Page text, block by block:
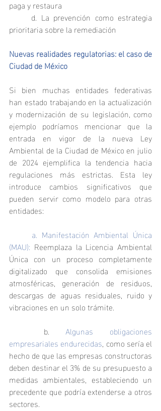
paga y restaura
prioritaria sobre la remediación
Nuevas realidades regulatorias: el caso de
Ciudad de México
Si bien muchas entidades federativas
han estado trabajando en la actualización
y modernización de su legislación, como
ejemplo podríamos mencionar que la
entrada en vigor de la nueva Ley
Ambiental de la Ciudad de México en julio
de 2024 ejemplifica la tendencia hacia
regulaciones más estrictas. Esta ley
introduce cambios significativos que
pueden servir como modelo para otras
entidades:
(MAU): Reemplaza la Licencia Ambiental
Única con un proceso completamente
digitalizado que consolida emisiones
atmosféricas, generación de residuos,
descargas de aguas residuales, ruido y
vibraciones en un solo trámite.
	b.
Algunas obligaciones
empresariales endurecidas, como sería el
hecho de que las empresas constructoras
deben destinar el 3% de su presupuesto a
medidas ambientales, estableciendo un
precedente que podría extenderse a otros
sectores.